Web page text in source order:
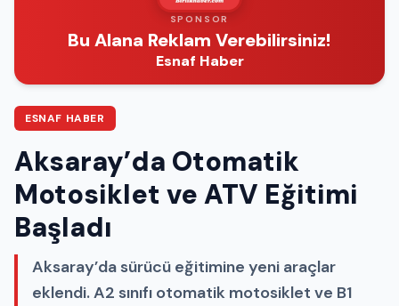
SPONSOR
Bu Alana Reklam Verebilirsiniz!
Esnaf Haber
ESNAF HABER
Aksaray’da Otomatik
Motosiklet ve ATV Eğitimi
Başladı
Aksaray’da sürücü eğitimine yeni araçlar
eklendi. A2 sınıfı otomatik motosiklet ve B1